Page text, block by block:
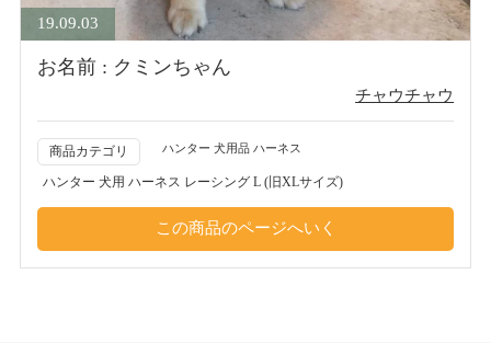
19.09.03
お名前 : クミンちゃん
チャウチャウ
商品カテゴリ ハンター 犬用品 ハーネス
ハンター 犬用 ハーネス レーシング L (旧XLサイズ)